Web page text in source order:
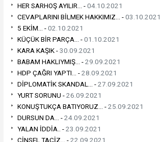
HER SARHOŞ AYILIR... -04.10.2021
CEVAPLARINI BİLMEK HAKKIMIZ... -03.10.2021
5 EKİM... -02.10.2021
KÜÇÜK BİR PARÇA... -01.10.2021
KARA KAŞIK -30.09.2021
BABAM HAKLIYMIŞ... -29.09.2021
HDP ÇAĞRI YAPTI... -28.09.2021
DİPLOMATİK SKANDAL... -27.09.2021
YURT SORUNU -26.09.2021
KONUŞTUKÇA BATIYORUZ... -25.09.2021
DURSUN DA... -24.09.2021
YALAN İDDİA.. -23.09.2021
CİNSEL TACİZ... -22.09.2021